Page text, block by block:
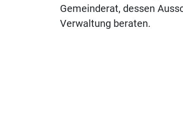
Gemeinderat, dessen
Verwaltung beraten.